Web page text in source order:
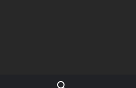
Search for: